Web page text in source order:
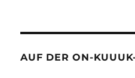
AUF DER ON-